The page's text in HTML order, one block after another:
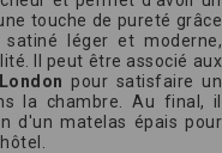
touche de pureté grâce
léger et moderne,
Il peut être associé aux
pour satisfaire un
la chambre. Au final, il
d'un matelas épais pour